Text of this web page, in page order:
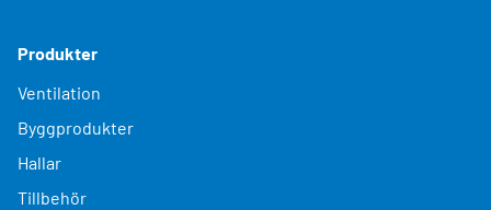
Produkter
Ventilation
Byggprodukter
Hallar
Tillbehör